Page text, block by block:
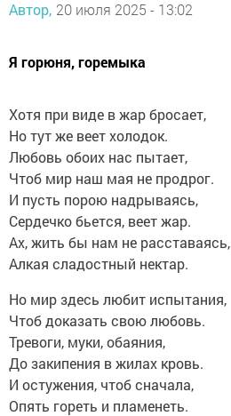
Автор, 20 июля 2025 - 13:02
Я горюня, горемыка
Хотя при виде в жар бросает,
Но тут же веет холодок.
Любовь обоих нас пытает,
Чтоб мир наш мая не продрог.
И пусть порою надрываясь,
Сердечко бьется, веет жар.
Ах, жить бы нам не расставаясь,
Алкая сладостный нектар.
Но мир здесь любит испытания,
Чтоб доказать свою любовь.
Тревоги, муки, обаяния,
До закипения в жилах кровь.
И остужения, чтоб сначала,
Опять гореть и пламенеть.